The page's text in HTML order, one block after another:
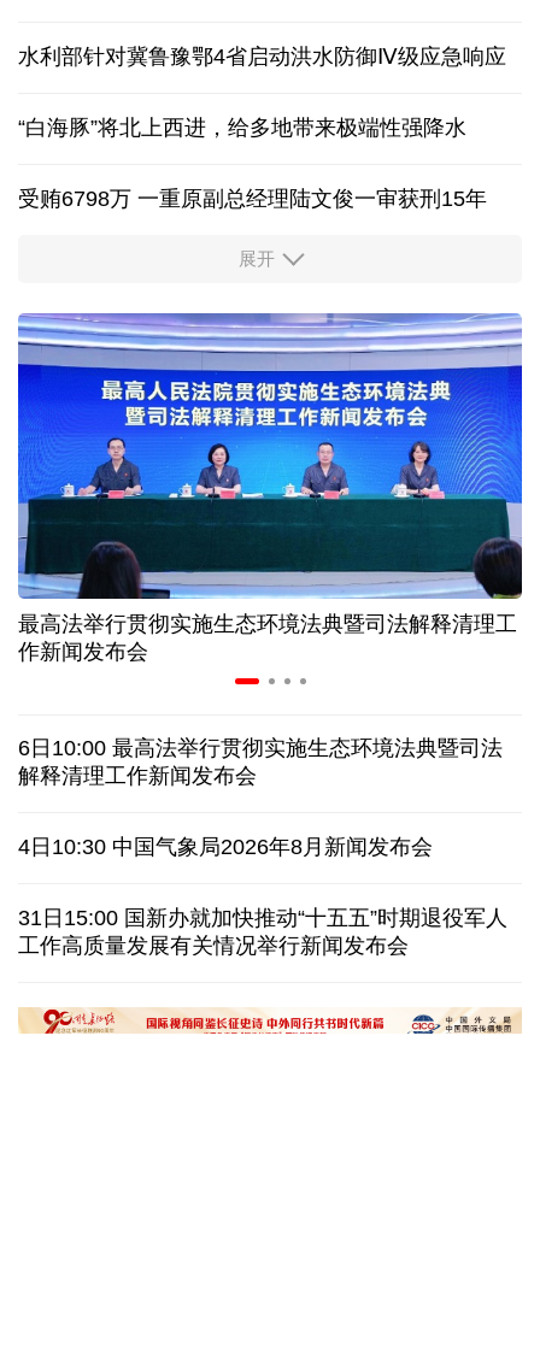
水利部针对冀鲁豫鄂4省启动洪水防御Ⅳ级应急响应
“白海豚”将北上西进，给多地带来极端性强降水
受贿6798万 一重原副总经理陆文俊一审获刑15年
从中国空调热销欧洲，看中国制造惠及全球
二季度中国清洁能源建设景气指数处于较景气区间
服贸会进入倒计时一个月 180余项创新成果将发布
非必要不乱花 医保个人账户里的钱如何用在刀刃上
"校园贷"换上"新马甲" 警惕暑假期间网络消费陷阱
2026暑期档票房破85亿 已连续30天单日票房破亿
探访泰缅“死亡铁路”，见证日本军国主义侵略罪行
泰国暖武里府行政组织办公楼发生枪击 主席重伤
西班牙对意大利“报复”实施 首日入境检查约200人
展开
最高法举行贯彻实施生态环境法典暨司法解释清理工
作新闻发布会
6日10:00 最高法举行贯彻实施生态环境法典暨司法
解释清理工作新闻发布会
4日10:30 中国气象局2026年8月新闻发布会
31日15:00 国新办就加快推动“十五五”时期退役军人
工作高质量发展有关情况举行新闻发布会